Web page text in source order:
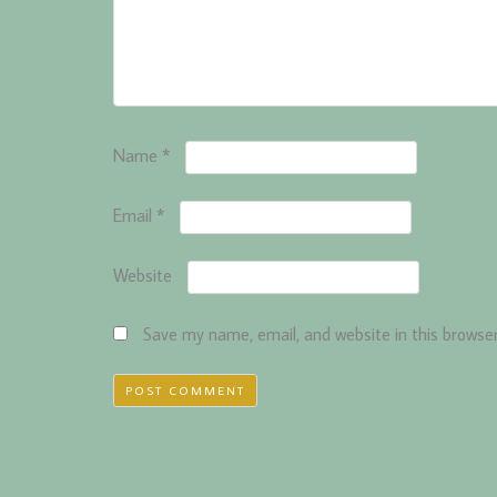
Name *
Email *
Website
Save my name, email, and website in this